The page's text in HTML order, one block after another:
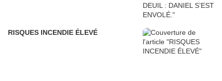
RISQUES INCENDIE ÉLEVÉ